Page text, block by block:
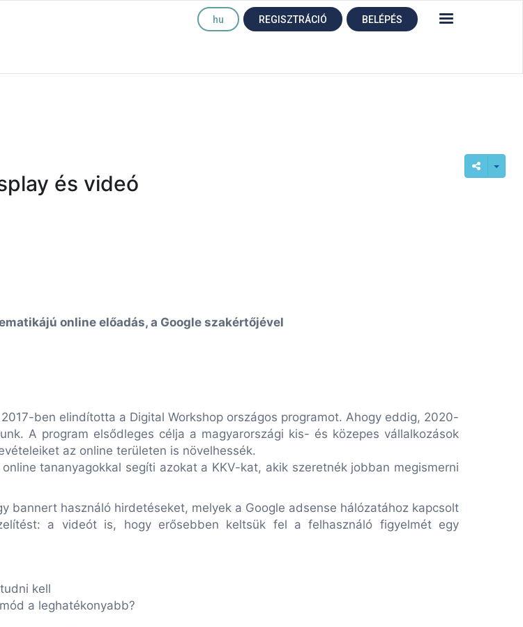
hu REGISZTRÁCIÓ BELÉPÉS
és videó
online előadás, a Google szakértőjével
ben elindította a Digital Workshop országos programot. Ahogy eddig, 2020-
A program elsődleges célja a magyarországi kis- és közepes vállalkozások
az online területen is növelhessék.
tananyagokkal segíti azokat a KKV-kat, akik szeretnék jobban megismerni
bannert használó hirdetéseket, melyek a Google adsense hálózatához kapcsolt
a videót is, hogy erősebben keltsük fel a felhasználó figyelmét egy
kell
a leghatékonyabb?